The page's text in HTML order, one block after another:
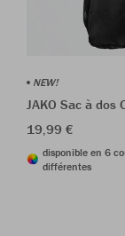
NEW!
JAKO Sac à dos
19,99 €
disponible en 6
différentes